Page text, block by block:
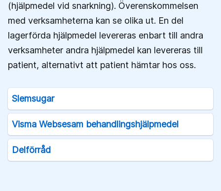
(hjälpmedel vid snarkning). Överenskommelsen
med verksamheterna kan se olika ut. En del
lagerförda hjälpmedel levereras enbart till andra
verksamheter andra hjälpmedel kan levereras till
patient, alternativt att patient hämtar hos oss.
Slemsugar
Visma Websesam behandlingshjälpmedel
Delförråd